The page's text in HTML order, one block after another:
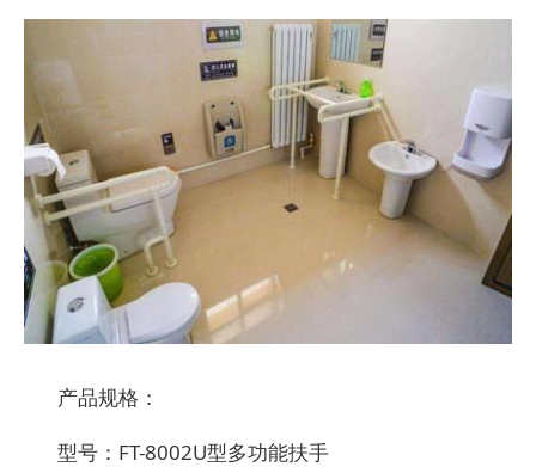
产品规格：
型号：FT-8002U型多功能扶手